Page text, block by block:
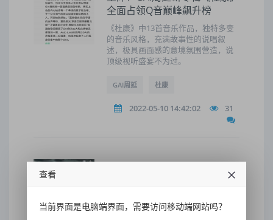
全面占领Q音巅峰飙升榜
《杜康》中13首音乐作品，独特多变
的音乐风格，充满故事性的说唱叙
述，极具画面感的意境氛围营造，说
顶级视听盛宴不为过。
GAI周延 杜康
2022-05-10 14:42:02 31
上线 打造赛博江湖式音乐世界
听感，也向世界昭示着在传承与创新
查看
当前界面是电脑端界面，需要访问移动端网站吗？